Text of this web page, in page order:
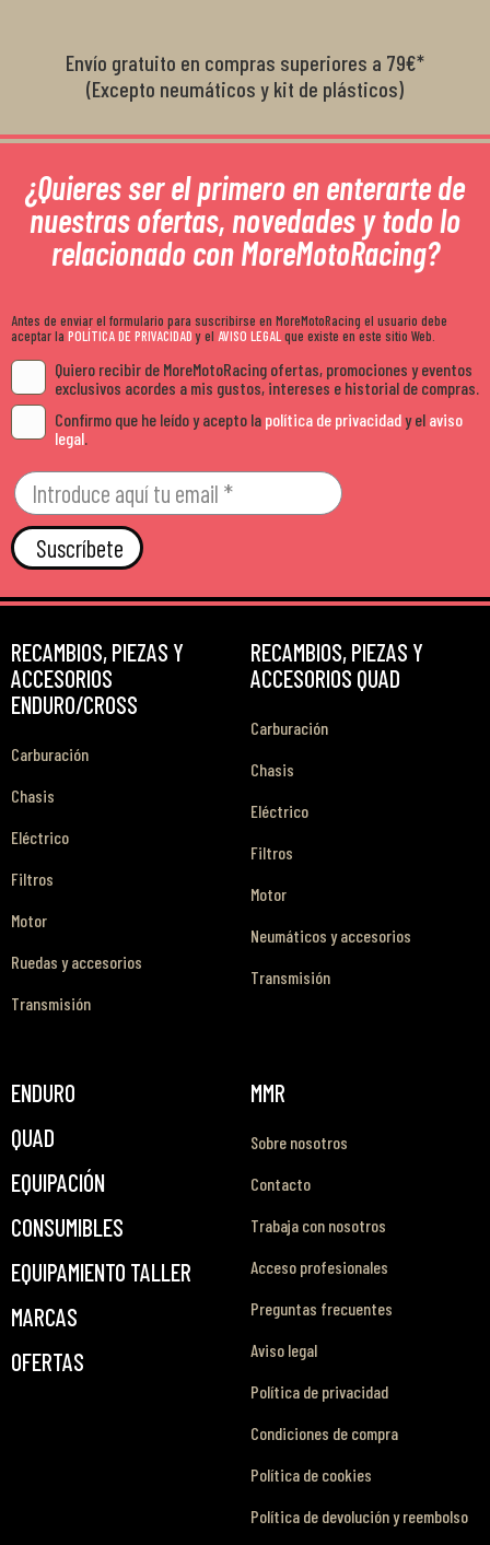
Envío gratuito en compras superiores a 79€*
(Excepto neumáticos y kit de plásticos)
¿Quieres ser el primero en enterarte de
nuestras ofertas, novedades y todo lo
relacionado con MoreMotoRacing?
Antes de enviar el formulario para suscribirse en MoreMotoRacing el usuario debe
aceptar la POLÍTICA DE PRIVACIDADy el AVISO LEGALque existe en este sitio Web.
Quiero recibir de MoreMotoRacing ofertas, promociones y eventos
exclusivos acordes a mis gustos, intereses e historial de compras.
Confirmo que he leído y acepto la política de privacidady el aviso
legal
Suscríbete
RECAMBIOS, PIEZAS Y
ACCESORIOS
ENDURO/CROSS
Carburación
Chasis
Eléctrico
Filtros
Motor
Ruedas y accesorios
Transmisión
RECAMBIOS, PIEZAS Y
ACCESORIOS QUAD
Carburación
Chasis
Eléctrico
Filtros
Motor
Neumáticos y accesorios
Transmisión
ENDURO
QUAD
EQUIPACIÓN
CONSUMIBLES
EQUIPAMIENTO TALLER
MARCAS
OFERTAS
MMR
Sobre nosotros
Contacto
Trabaja con nosotros
Acceso profesionales
Preguntas frecuentes
Aviso legal
Política de privacidad
Condiciones de compra
Política de cookies
Política de devolución y reembolso